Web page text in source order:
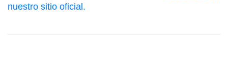
nuestro sitio oficial.